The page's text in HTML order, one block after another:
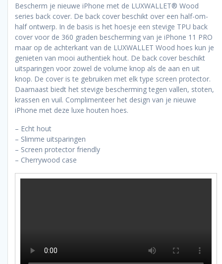
Bescherm je nieuwe iPhone met de LUXWALLET® Wood
series back cover. De back cover beschikt over een half-om-
half ontwerp. In de basis is het hoesje een stevige TPU back
cover voor de 360 graden bescherming van je iPhone 11 PRO
maar op de achterkant van de LUXWALLET Wood hoes kun je
genieten van mooi authentiek hout. De back cover beschikt
uitsparingen voor zowel de volume knop als de aan en uit
knop. De cover is te gebruiken met elk type screen protector.
Daarnaast biedt het stevige bescherming tegen vallen, stoten,
krassen en vuil. Complimenteer het design van je nieuwe
iPhone met deze luxe houten hoes.
– Echt hout
– Slimme uitsparingen
– Screen protector friendly
– Cherrywood case